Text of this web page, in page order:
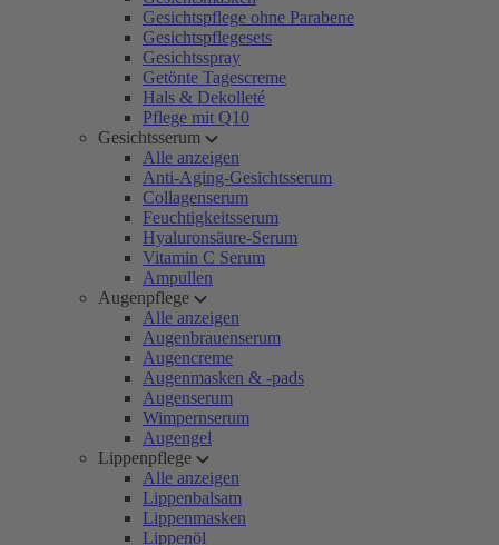
Gesichtspflege ohne Parabene
Gesichtspflegesets
Gesichtsspray
Getönte Tagescreme
Hals & Dekolleté
Pflege mit Q10
Gesichtsserum
Alle anzeigen
Anti-Aging-Gesichtsserum
Collagenserum
Feuchtigkeitsserum
Hyaluronsäure-Serum
Vitamin C Serum
Ampullen
Augenpflege
Alle anzeigen
Augenbrauenserum
Augencreme
Augenmasken & -pads
Augenserum
Wimpernserum
Augengel
Lippenpflege
Alle anzeigen
Lippenbalsam
Lippenmasken
Lippenöl